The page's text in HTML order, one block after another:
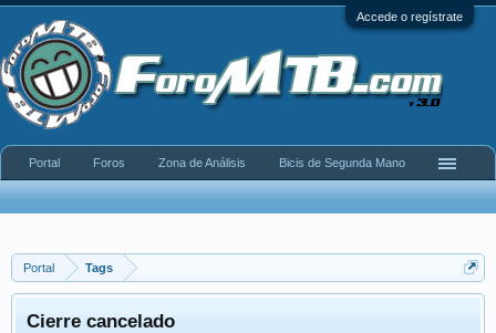
Accede o regístrate
Portal Tags
Cierre cancelado
Portal Foros Zona de Análisis Bicis de Segunda Mano